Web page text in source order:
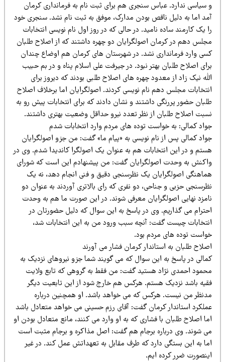
سیاسی ندارد. عباس سنجری هم برای ثبت نام به فرمانداری کرمان
اما به دلیل ناقص بودن مدارک، موفق به ثبت نام نشد. سنجری خود
یک کارمند ساده نامید. در حالی که در روز اول نام نویسی انتخابات
دهم در کرمان اصولگرایان دو چهره داشتند که از اصلاح طلبان
وارد فرمانداری نشد. در شهرستان های کرمان هم اوضاع چندان
اصلاح طلبان بهتر نبود. در جیرفت علی اسلام پناه و در بم حبیب
نیک زاد از معدود چهره های اصلاح طلبی بودند که دیروز برای
مجلس دهم نام نویسی کردند. اصولگرایان اما برخلاف اصلاح
حضور پررنگی داشتند و نشان دادند که برای انتخابات پیش رو به
اصلاح طلبان از نظر تعدد نیرو حداقل وضعیت بهتری داشتند.
کمالی: به خواست توده های مردم وارد انتخابات شدم
کمالی پس از نام نویسی به «پیام ما» گفت: من جزو اصولگرایان
و در این انتخابات هم به عنوان یک اصولگرا کاندیدا شدم. وی در
به وحدت اصولگرایان گفت: من پیشنهادم این است که شورای
اصولگرایان یک نظرسنجی دقیق و فنی انجام دهد، نه یک
حزبی و جناحی، دو نفری که رای بالاتری آوردند به عنوان دو
نهایی اصولگرایان معرفی شوند. در این صورت ما هم به وحدت
می گذاریم. وی در پاسخ به این سوال که دلیل حضورتان در
چیست گفت: آنچه سبب ورود من به این انتخابات شد،
توده های مردم بود.
طلبان به استاندار کرمان فشار می آورند
در پاسخ به این سوال که می گویند شما جزو نیروهای نزدیک به
احمدی نژاد هستید گفت: من فقط به گروهی که تابع ولایت
باشد نزدیک هستم. هرکس هم خارج شود از این تابعیت دیگر
من نیست. هرکس که می خواهد باشد. او همچنین درباره
استاندار کرمان گفت: آقای رزم حسینی می خواهد متعادل باشد
اصلاح طلبان با فشاری که به او وارد می کنند، مانع متعادل بودن او
شوند. وی درباره برجام هم گفت: اصل مذاکره و برجام مثبت است
به این بستگی دارد که طرف مقابل به تعهداتش عمل کند. در غیر
ضرر کرده ایم.